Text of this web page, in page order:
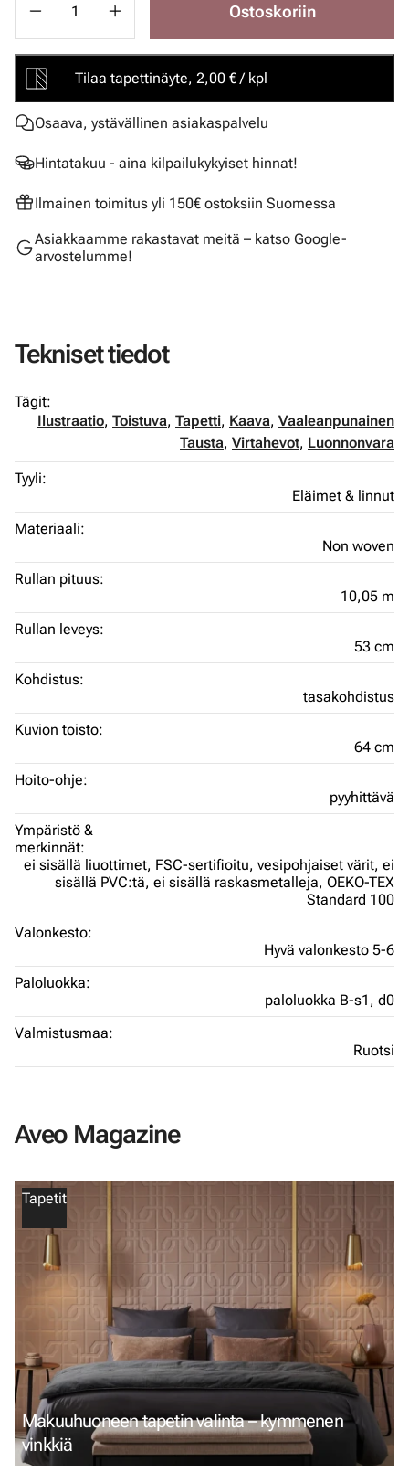
Ostoskoriin
Tilaa tapettinäyte, 2,00 € / kpl
Osaava, ystävällinen asiakaspalvelu
Hintatakuu - aina kilpailukykyiset hinnat!
Ilmainen toimitus yli 150€ ostoksiin Suomessa
Asiakkaamme rakastavat meitä – katso Google-
arvostelumme!
Tekniset tiedot
Tägit:
Ilustraatio, Toistuva, Tapetti, Kaava, Vaaleanpunainen
Tausta, Virtahevot, Luonnonvara
Tyyli:
Eläimet & linnut
Materiaali:
Non woven
Rullan pituus:
10,05 m
Rullan leveys:
53 cm
Kohdistus:
tasakohdistus
Kuvion toisto:
64 cm
Hoito-ohje:
pyyhittävä
Ympäristö &
merkinnät:
ei sisällä liuottimet, FSC-sertifioitu, vesipohjaiset värit, ei
sisällä PVC:tä, ei sisällä raskasmetalleja, OEKO-TEX
Standard 100
Valonkesto:
Hyvä valonkesto 5-6
Paloluokka:
paloluokka B-s1, d0
Valmistusmaa:
Ruotsi
Aveo Magazine
Tapetit
Makuuhuoneen tapetin valinta – kymmenen
vinkkiä